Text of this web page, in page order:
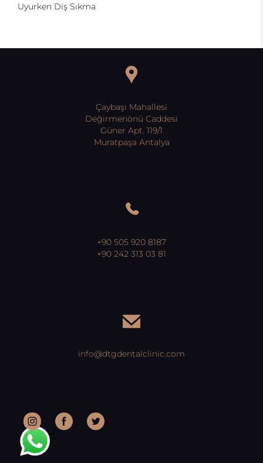
Uyurken Diş Sıkma
Çaybaşı Mahallesi
Değirmenönü Caddesi
Güner Apt. 119/1
Muratpaşa Antalya
+90 505 920 8187
+90 242 313 03 81
info@dtgdentalclinic.com